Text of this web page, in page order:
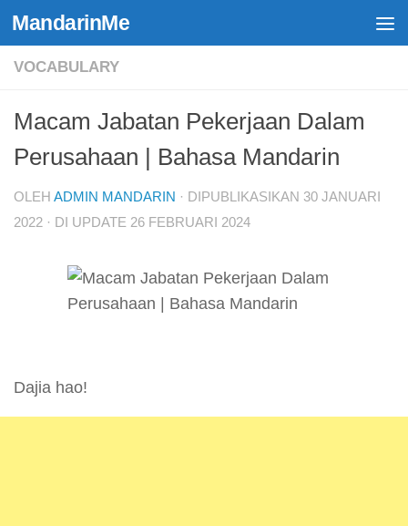
Skip to content
MandarinMe
VOCABULARY
Macam Jabatan Pekerjaan Dalam
Perusahaan | Bahasa Mandarin
OLEH ADMIN MANDARIN · DIPUBLIKASIKAN 30 JANUARI
2022 · DI UPDATE 26 FEBRUARI 2024
Dajia hao!